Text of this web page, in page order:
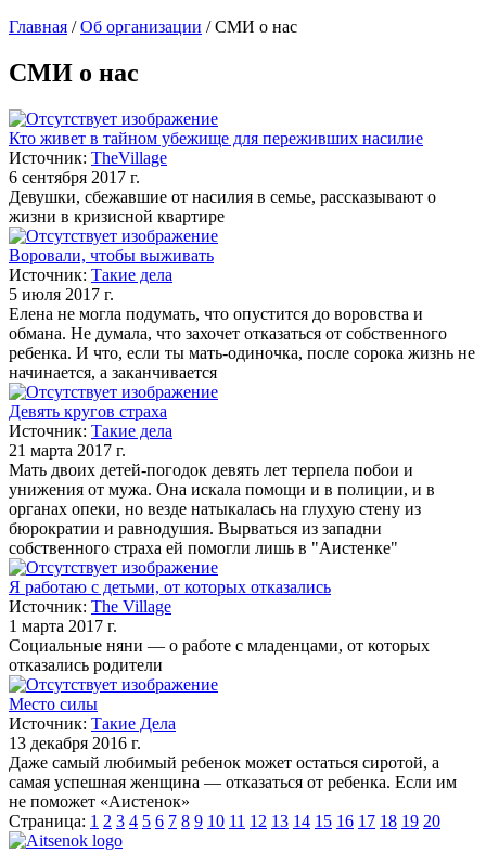
Главная /Об организации /СМИ о нас
СМИ о нас
Кто живет в тайном убежище для переживших насилие
Источник: TheVillage
6 сентября 2017 г.
Девушки, сбежавшие от насилия в семье, рассказывают о
жизни в кризисной квартире
Воровали, чтобы выживать
Источник: Такие дела
5 июля 2017 г.
Елена не могла подумать, что опустится до воровства и
обмана. Не думала, что захочет отказаться от собственного
ребенка. И что, если ты мать-одиночка, после сорока жизнь не
начинается, а заканчивается
Девять кругов страха
Источник: Такие дела
21 марта 2017 г.
Мать двоих детей-погодок девять лет терпела побои и
унижения от мужа. Она искала помощи и в полиции, и в
органах опеки, но везде натыкалась на глухую стену из
бюрократии и равнодушия. Вырваться из западни
собственного страха ей помогли лишь в "Аистенке"
Я работаю с детьми, от которых отказались
Источник: The Village
1 марта 2017 г.
Социальные няни — о работе с младенцами, от которых
отказались родители
Место силы
Источник: Такие Дела
13 декабря 2016 г.
Даже самый любимый ребенок может остаться сиротой, а
самая успешная женщина — отказаться от ребенка. Если им
не поможет «Аистенок»
Страница: 1 2 3 4 5 6 7 8 9 10 11 12 13 14 15 16 17 18 19 20